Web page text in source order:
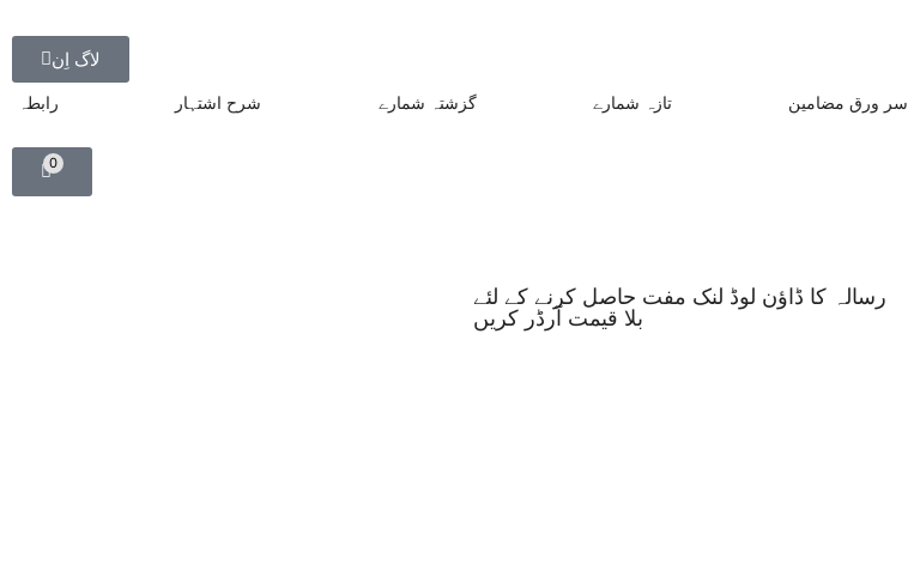
لاگ اِن
رابطہ شرح اشتہار گزشتہ شمارے تازہ شمارے سر ورق مضامین
0
رسالہ کا ڈاؤن لوڈ لنک مفت حاصل کرنے کے لئے
بلا قیمت آرڈر کریں